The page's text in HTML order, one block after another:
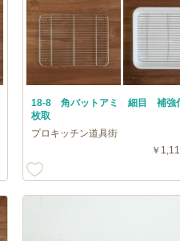
18-8 角バットアミ 細目 補
枚取
プロキッチン道具街
￥